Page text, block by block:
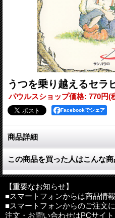
うつを乗り越えるセラ
パウルスショップ価格: 770円(
Facebookでシェア
商品詳細
子どものときに，靴のひもの結
たが，感情──とりわけ希望の
雑な方法は習いませんでした。
本書『うつを乗り越えるセラピ
方法を示しています。うつにも
源泉からもたらされます──小さ
この商品を買った人はこんな商
【重要なお知らせ】
■スマートフォンからは商品情
■スマートフォンからのご注文
注文・お問い合わせはPCサイト